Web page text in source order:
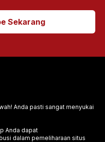
Sekarang
Anda pasti sangat menyukai
Anda dapat
dalam pemeliharaan situs